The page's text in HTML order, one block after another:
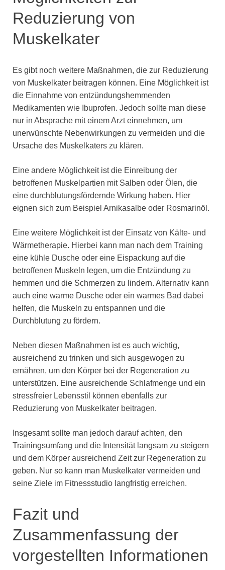
Reduzierung von
Muskelkater
Es gibt noch weitere Maßnahmen, die zur Reduzierung
von Muskelkater beitragen können. Eine Möglichkeit ist
die Einnahme von entzündungshemmenden
Medikamenten wie Ibuprofen. Jedoch sollte man diese
nur in Absprache mit einem Arzt einnehmen, um
unerwünschte Nebenwirkungen zu vermeiden und die
Ursache des Muskelkaters zu klären.
Eine andere Möglichkeit ist die Einreibung der
betroffenen Muskelpartien mit Salben oder Ölen, die
eine durchblutungsfördernde Wirkung haben. Hier
eignen sich zum Beispiel Arnikasalbe oder Rosmarinöl.
Eine weitere Möglichkeit ist der Einsatz von Kälte- und
Wärmetherapie. Hierbei kann man nach dem Training
eine kühle Dusche oder eine Eispackung auf die
betroffenen Muskeln legen, um die Entzündung zu
hemmen und die Schmerzen zu lindern. Alternativ kann
auch eine warme Dusche oder ein warmes Bad dabei
helfen, die Muskeln zu entspannen und die
Durchblutung zu fördern.
Neben diesen Maßnahmen ist es auch wichtig,
ausreichend zu trinken und sich ausgewogen zu
ernähren, um den Körper bei der Regeneration zu
unterstützen. Eine ausreichende Schlafmenge und ein
stressfreier Lebensstil können ebenfalls zur
Reduzierung von Muskelkater beitragen.
Insgesamt sollte man jedoch darauf achten, den
Trainingsumfang und die Intensität langsam zu steigern
und dem Körper ausreichend Zeit zur Regeneration zu
geben. Nur so kann man Muskelkater vermeiden und
seine Ziele im Fitnessstudio langfristig erreichen.
Fazit und
Zusammenfassung der
vorgestellten Informationen